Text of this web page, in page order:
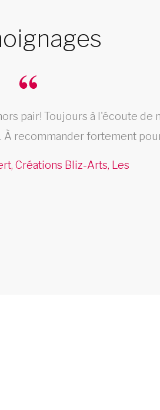
pair! Toujours à l'écoute de
recommander fortement
Créations Bliz-Arts, Les